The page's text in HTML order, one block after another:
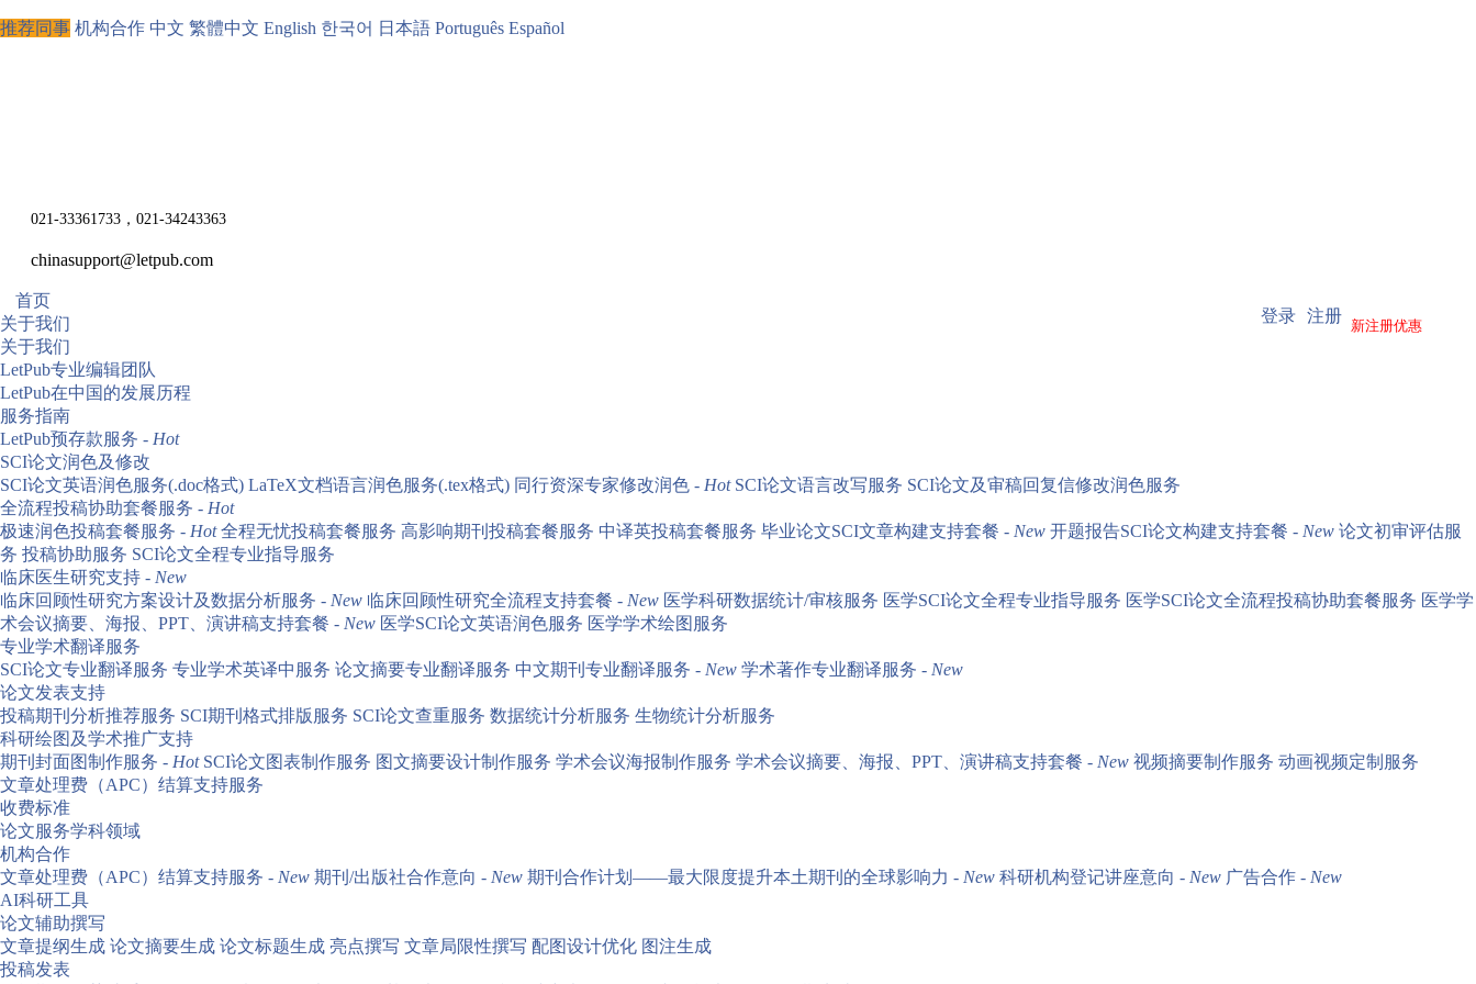
推荐同事 机构合作 中文 繁體中文 English 한국어 日本語 Português Español
021-33361733，021-34243363
chinasupport@letpub.com
登录 注册
新注册优惠
首页
关于我们
关于我们
LetPub专业编辑团队
LetPub在中国的发展历程
服务指南
LetPub预存款服务 - Hot
SCI论文润色及修改
SCI论文英语润色服务(.doc格式) LaTeX文档语言润色服务(.tex格式) 同行资深专家修改润色 - Hot SCI论文语言改写服务 SCI论文及审稿回复信修改润色服务
全流程投稿协助套餐服务 - Hot
极速润色投稿套餐服务 - Hot 全程无忧投稿套餐服务 高影响期刊投稿套餐服务 中译英投稿套餐服务 毕业论文SCI文章构建支持套餐 - New 开题报告SCI论文构建支持套餐 - New 论文初审评估服
务 投稿协助服务 SCI论文全程专业指导服务
临床医生研究支持 - New
临床回顾性研究方案设计及数据分析服务 - New 临床回顾性研究全流程支持套餐 - New 医学科研数据统计/审核服务 医学SCI论文全程专业指导服务 医学SCI论文全流程投稿协助套餐服务 医学学
术会议摘要、海报、PPT、演讲稿支持套餐 - New 医学SCI论文英语润色服务 医学学术绘图服务
专业学术翻译服务
SCI论文专业翻译服务 专业学术英译中服务 论文摘要专业翻译服务 中文期刊专业翻译服务 - New 学术著作专业翻译服务 - New
论文发表支持
投稿期刊分析推荐服务 SCI期刊格式排版服务 SCI论文查重服务 数据统计分析服务 生物统计分析服务
科研绘图及学术推广支持
期刊封面图制作服务 - Hot SCI论文图表制作服务 图文摘要设计制作服务 学术会议海报制作服务 学术会议摘要、海报、PPT、演讲稿支持套餐 - New 视频摘要制作服务 动画视频定制服务
文章处理费（APC）结算支持服务
收费标准
论文服务学科领域
机构合作
文章处理费（APC）结算支持服务 - New 期刊/出版社合作意向 - New 期刊合作计划——最大限度提升本土期刊的全球影响力 - New 科研机构登记讲座意向 - New 广告合作 - New
AI科研工具
论文辅助撰写
文章提纲生成 论文摘要生成 论文标题生成 亮点撰写 文章局限性撰写 配图设计优化 图注生成
投稿发表